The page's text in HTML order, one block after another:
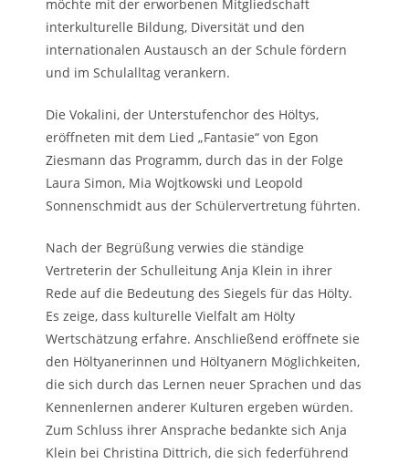
möchte mit der erworbenen Mitgliedschaft
interkulturelle Bildung, Diversität und den
internationalen Austausch an der Schule fördern
und im Schulalltag verankern.
Die Vokalini, der Unterstufenchor des Höltys,
eröffneten mit dem Lied „Fantasie“ von Egon
Ziesmann das Programm, durch das in der Folge
Laura Simon, Mia Wojtkowski und Leopold
Sonnenschmidt aus der Schülervertretung führten.
Nach der Begrüßung verwies die ständige
Vertreterin der Schulleitung Anja Klein in ihrer
Rede auf die Bedeutung des Siegels für das Hölty.
Es zeige, dass kulturelle Vielfalt am Hölty
Wertschätzung erfahre. Anschließend eröffnete sie
den Höltyanerinnen und Höltyanern Möglichkeiten,
die sich durch das Lernen neuer Sprachen und das
Kennenlernen anderer Kulturen ergeben würden.
Zum Schluss ihrer Ansprache bedankte sich Anja
Klein bei Christina Dittrich, die sich federführend